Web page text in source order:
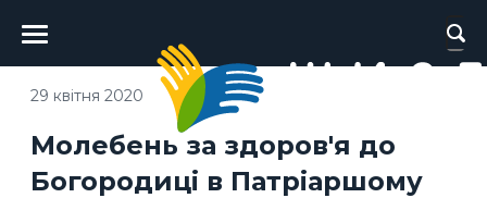
Головне
меню
Молебень за здоров'я до
Богородиці в Патріаршому
29 квітня 2020